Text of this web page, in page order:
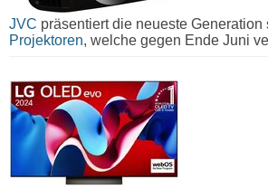
JVC präsentiert die neueste Generation
Projektoren, welche gegen Ende Juni